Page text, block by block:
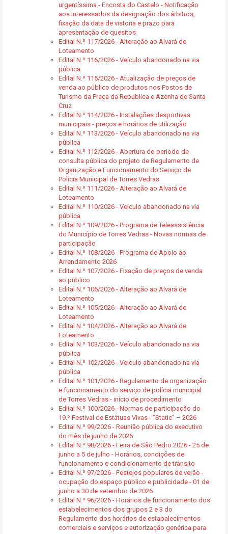
urgentíssima - Encosta do Castelo - Notificação
aos interessados da designação dos árbitros,
fixação da data de vistoria e prazo para
apresentação de quesitos
Edital N.º 117/2026 - Alteração ao Alvará de
Loteamento
Edital N.º 116/2026 - Veículo abandonado na via
pública
Edital N.º 115/2026 - Atualização de preços de
venda ao público de produtos nos Postos de
Turismo da Praça da República e Azenha de Santa
Cruz
Edital N.º 114/2026 - Instalações desportivas
municipais - preços e horários de utilização
Edital N.º 113/2026 - Veículo abandonado na via
pública
Edital N.º 112/2026 - Abertura do período de
consulta pública do projeto de Regulamento de
Organização e Funcionamento do Serviço de
Polícia Municipal de Torres Vedras
Edital N.º 111/2026 - Alteração ao Alvará de
Loteamento
Edital N.º 110/2026 - Veículo abandonado na via
pública
Edital N.º 109/2026 - Programa de Teleassistência
do Município de Torres Vedras - Novas normas de
participação
Edital N.º 108/2026 - Programa de Apoio ao
Arrendamento 2026
Edital N.º 107/2026 - Fixação de preços de venda
ao público
Edital N.º 106/2026 - Alteração ao Alvará de
Loteamento
Edital N.º 105/2026 - Alteração ao Alvará de
Loteamento
Edital N.º 104/2026 - Alteração ao Alvará de
Loteamento
Edital N.º 103/2026 - Veículo abandonado na via
pública
Edital N.º 102/2026 - Veículo abandonado na via
pública
Edital N.º 101/2026 - Regulamento de organização
e funcionamento do serviço de polícia municipal
de Torres Vedras - início de procedimento
Edital N.º 100/2026 - Normas de participação do
19.º Festival de Estátuas Vivas - “Static” – 2026
Edital N.º 99/2026 - Reunião pública do executivo
do mês de junho de 2026
Edital N.º 98/2026 - Feira de São Pedro 2026 - 25 de
junho a 5 de julho - Horários, condições de
funcionamento e condicionamento de trânsito
Edital N.º 97/2026 - Festejos populares de verão -
ocupação do espaço público e publicidade - 01 de
junho a 30 de setembro de 2026
Edital N.º 96/2026 - Horários de funcionamento dos
estabelecimentos dos grupos 2 e 3 do
Regulamento dos horários de estabalecimentos
comerciais e serviços e autorização genérica para